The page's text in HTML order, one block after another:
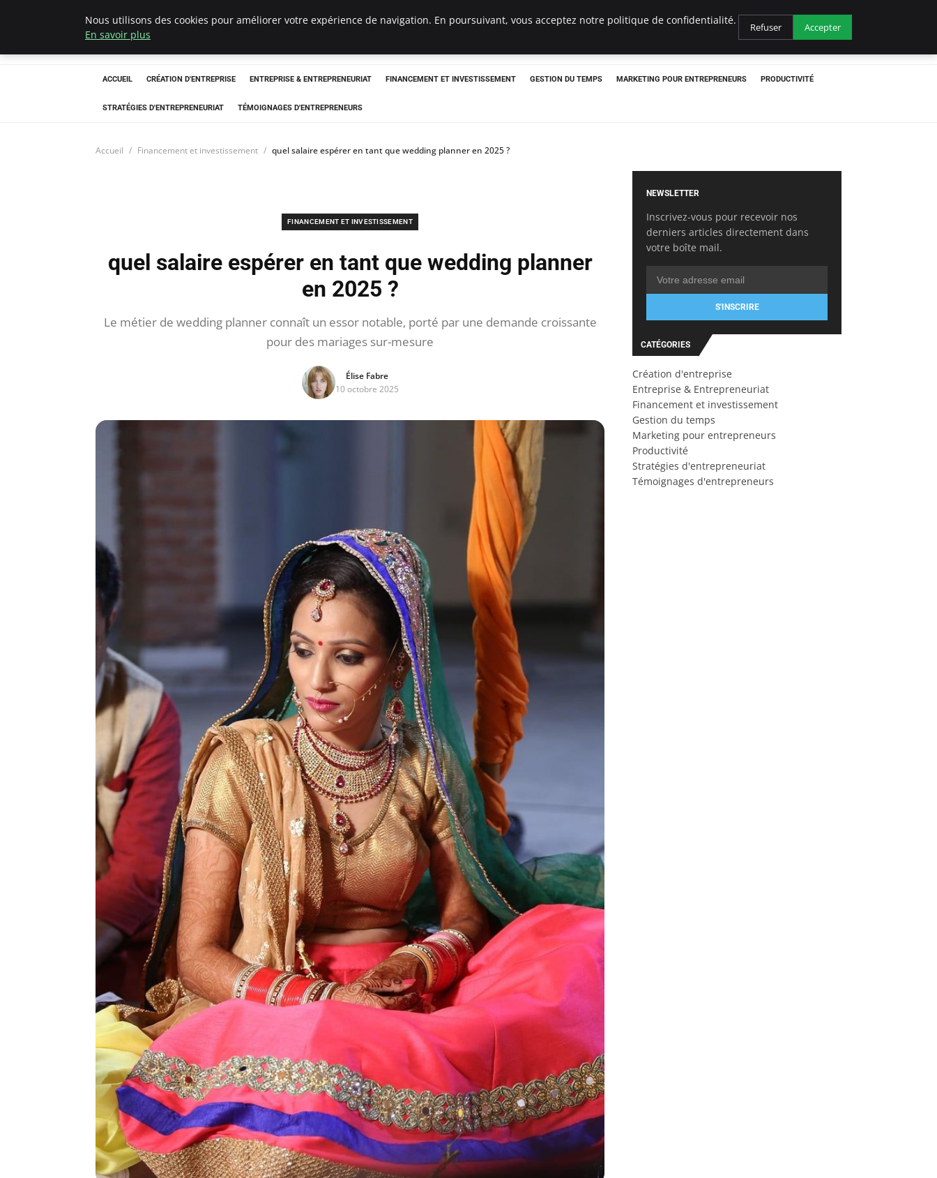
LECFCM
ACCUEIL CRÉATION D'ENTREPRISE ENTREPRISE & ENTREPRENEURIAT FINANCEMENT ET INVESTISSEMENT GESTION DU TEMPS MARKETING POUR ENTREPRENEURS PRODUCTIVITÉ
STRATÉGIES D'ENTREPRENEURIAT TÉMOIGNAGES D'ENTREPRENEURS
Accueil Financement et investissement quel salaire espérer en tant que wedding planner en 2025 ?
FINANCEMENT ET INVESTISSEMENT
quel salaire espérer en tant que wedding planner
en 2025 ?
Le métier de wedding planner connaît un essor notable, porté par une demande croissante
pour des mariages sur-mesure
Élise Fabre
10 octobre 2025
NEWSLETTER
Inscrivez-vous pour recevoir nos
derniers articles directement dans
votre boîte mail.
S'INSCRIRE
CATÉGORIES
Création d'entreprise
Entreprise & Entrepreneuriat
Financement et investissement
Gestion du temps
Marketing pour entrepreneurs
Productivité
Stratégies d'entrepreneuriat
Témoignages d'entrepreneurs
Nous utilisons des cookies pour améliorer votre expérience de navigation. En poursuivant, vous acceptez notre politique de confidentialité.
En savoir plus
Refuser Accepter